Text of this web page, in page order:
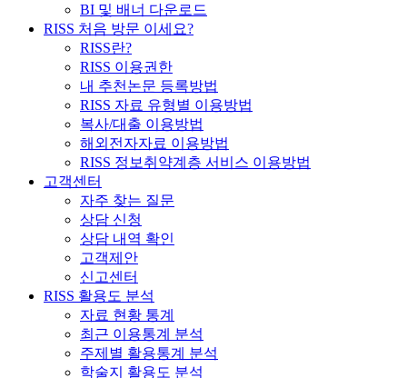
BI 및 배너 다운로드
RISS 처음 방문 이세요?
RISS란?
RISS 이용권한
내 추천논문 등록방법
RISS 자료 유형별 이용방법
복사/대출 이용방법
해외전자자료 이용방법
RISS 정보취약계층 서비스 이용방법
고객센터
자주 찾는 질문
상담 신청
상담 내역 확인
고객제안
신고센터
RISS 활용도 분석
자료 현황 통계
최근 이용통계 분석
주제별 활용통계 분석
학술지 활용도 분석